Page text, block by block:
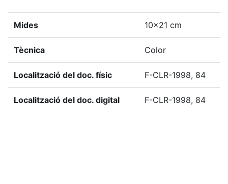
Mides 10x21 cm
Tècnica Color
Localització del doc. físic F-CLR-1998, 84
Localització del doc. digital F-CLR-1998, 84